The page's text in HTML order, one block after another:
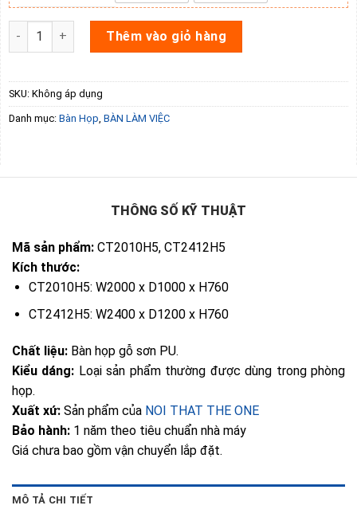
Bàn họp chữ nhật CT2010H5 số lượng
Thêm vào giỏ hàng
SKU: Không áp dụng
Danh mục: Bàn Họp, BÀN LÀM VIỆC
THÔNG SỐ KỸ THUẬT
Mã sản phẩm: CT2010H5, CT2412H5
Kích thước:
CT2010H5: W2000 x D1000 x H760
CT2412H5: W2400 x D1200 x H760
Chất liệu: Bàn họp gỗ sơn PU.
Kiểu dáng: Loại sản phẩm thường được dùng trong phòng
họp.
Xuất xứ: Sản phẩm của NOI THAT THE ONE
Bảo hành: 1 năm theo tiêu chuẩn nhà máy
Giá chưa bao gồm vận chuyển lắp đặt.
MÔ TẢ CHI TIẾT